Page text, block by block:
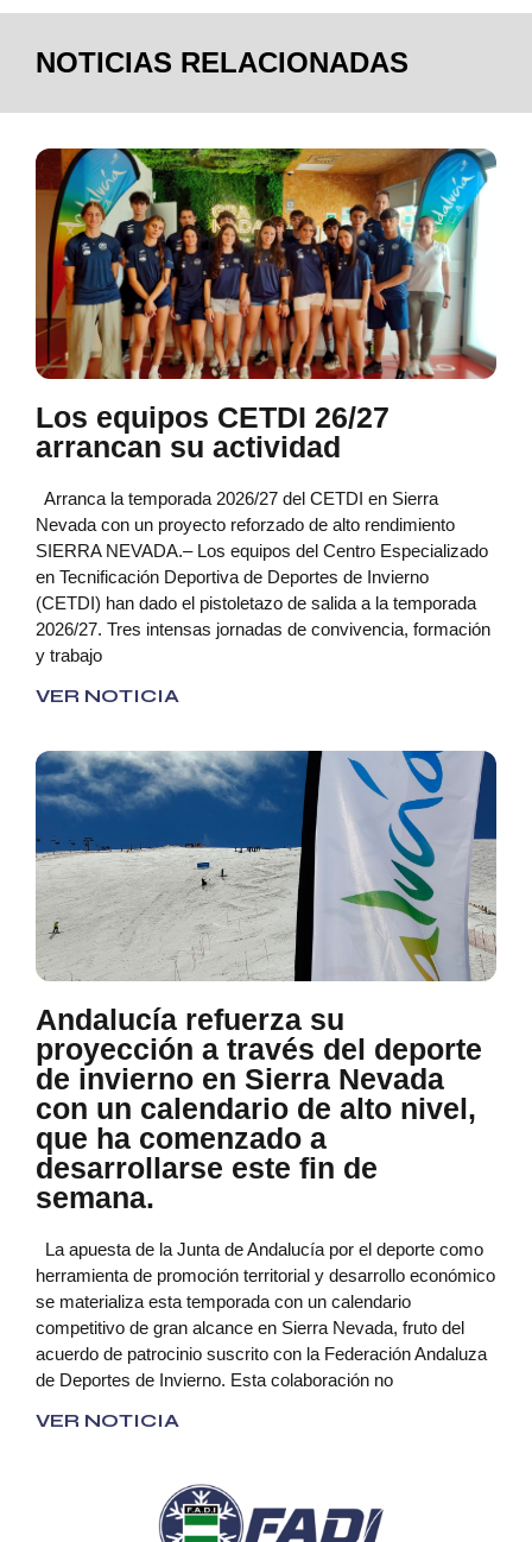
NOTICIAS RELACIONADAS
Los equipos CETDI 26/27
arrancan su actividad
Arranca la temporada 2026/27 del CETDI en Sierra
Nevada con un proyecto reforzado de alto rendimiento
SIERRA NEVADA.– Los equipos del Centro Especializado
en Tecnificación Deportiva de Deportes de Invierno
(CETDI) han dado el pistoletazo de salida a la temporada
2026/27. Tres intensas jornadas de convivencia, formación
y trabajo
VER NOTICIA
Andalucía refuerza su
proyección a través del deporte
de invierno en Sierra Nevada
con un calendario de alto nivel,
que ha comenzado a
desarrollarse este fin de
semana.
La apuesta de la Junta de Andalucía por el deporte como
herramienta de promoción territorial y desarrollo económico
se materializa esta temporada con un calendario
competitivo de gran alcance en Sierra Nevada, fruto del
acuerdo de patrocinio suscrito con la Federación Andaluza
de Deportes de Invierno. Esta colaboración no
VER NOTICIA